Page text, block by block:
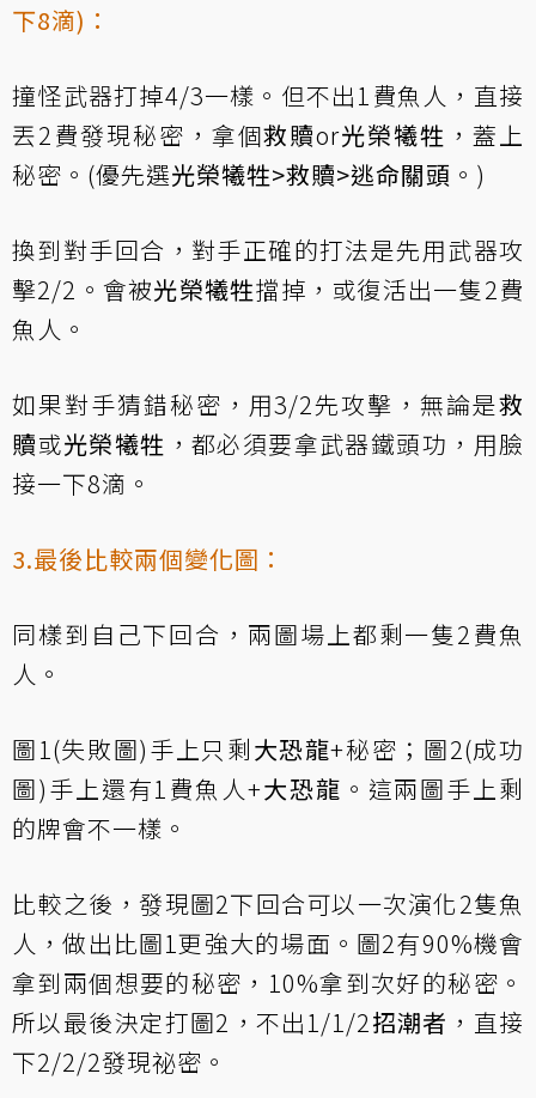
下8滴)：
撞怪武器打掉4/3一樣。但不出1費魚人，直接
丟2費發現秘密，拿個救贖or光榮犧牲 ，蓋上
秘密。(優先選光榮犧牲>救贖>逃命關頭 。)
換到對手回合，對手正確的打法是先用武器攻
擊2/2。會被光榮犧牲擋掉，或復活出一隻2費
魚人。
如果對手猜錯秘密，用3/2先攻擊，無論是救
贖或光榮犧牲 ，都必須要拿武器鐵頭功，用臉
接一下8滴。
3.最後比較兩個變化圖：
同樣到自己下回合，兩圖場上都剩一隻2費魚
人。
圖1(失敗圖)手上只剩大恐龍+秘密；圖2(成功
圖)手上還有1費魚人+大恐龍 。這兩圖手上剩
的牌會不一樣。
比較之後，發現圖2下回合可以一次演化2隻魚
人，做出比圖1更強大的場面。圖2有90%機會
拿到兩個想要的秘密，10%拿到次好的秘密。
所以最後決定打圖2，不出1/1/2招潮者 ，直接
下2/2/2發現祕密。